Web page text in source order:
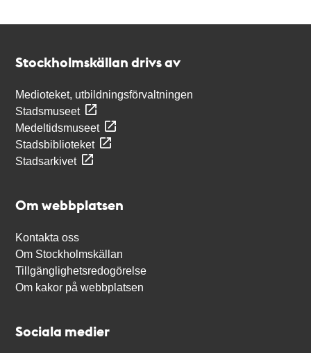
Stockholmskällan drivs av
Medioteket, utbildningsförvaltningen
Stadsmuseet
Medeltidsmuseet
Stadsbiblioteket
Stadsarkivet
Om webbplatsen
Kontakta oss
Om Stockholmskällan
Tillgänglighetsredogörelse
Om kakor på webbplatsen
Sociala medier